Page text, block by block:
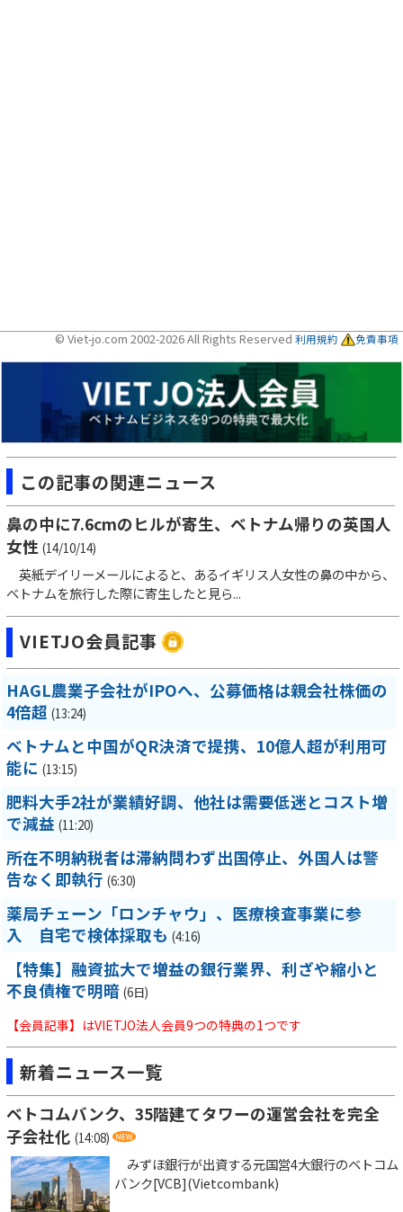
© Viet-jo.com 2002-2026 All Rights Reserved 利用規約 免責事項
この記事の関連ニュース
鼻の中に7.6cmのヒルが寄生、ベトナム帰りの英国人
女性 (14/10/14)
英紙デイリーメールによると、あるイギリス人女性の鼻の中から、
ベトナムを旅行した際に寄生したと見ら...
VIETJO会員記事
HAGL農業子会社がIPOへ、公募価格は親会社株価の
4倍超 (13:24)
ベトナムと中国がQR決済で提携、10億人超が利用可
能に (13:15)
肥料大手2社が業績好調、他社は需要低迷とコスト増
で減益 (11:20)
所在不明納税者は滞納問わず出国停止、外国人は警
告なく即執行 (6:30)
薬局チェーン「ロンチャウ」、医療検査事業に参
入 自宅で検体採取も (4:16)
【特集】融資拡大で増益の銀行業界、利ざや縮小と
不良債権で明暗 (6日)
【会員記事】はVIETJO法人会員9つの特典の1つです
新着ニュース一覧
ベトコムバンク、35階建てタワーの運営会社を完全
子会社化 (14:08)
みずほ銀行が出資する元国営4大銀行のベトコム
バンク[VCB](Vietcombank)